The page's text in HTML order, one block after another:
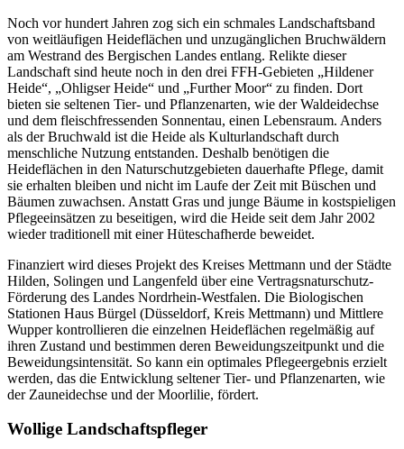
Noch vor hundert Jahren zog sich ein schmales Landschaftsband
von weitläufigen Heideflächen und unzugänglichen Bruchwäldern
am Westrand des Bergischen Landes entlang. Relikte dieser
Landschaft sind heute noch in den drei FFH-Gebieten „Hildener
Heide“, „Ohligser Heide“ und „Further Moor“ zu finden. Dort
bieten sie seltenen Tier- und Pflanzenarten, wie der Waldeidechse
und dem fleischfressenden Sonnentau, einen Lebensraum. Anders
als der Bruchwald ist die Heide als Kulturlandschaft durch
menschliche Nutzung entstanden. Deshalb benötigen die
Heideflächen in den Naturschutzgebieten dauerhafte Pflege, damit
sie erhalten bleiben und nicht im Laufe der Zeit mit Büschen und
Bäumen zuwachsen. Anstatt Gras und junge Bäume in kostspieligen
Pflegeeinsätzen zu beseitigen, wird die Heide seit dem Jahr 2002
wieder traditionell mit einer Hüteschafherde beweidet.
Finanziert wird dieses Projekt des Kreises Mettmann und der Städte
Hilden, Solingen und Langenfeld über eine Vertragsnaturschutz-
Förderung des Landes Nordrhein-Westfalen. Die Biologischen
Stationen Haus Bürgel (Düsseldorf, Kreis Mettmann) und Mittlere
Wupper kontrollieren die einzelnen Heideflächen regelmäßig auf
ihren Zustand und bestimmen deren Beweidungszeitpunkt und die
Beweidungsintensität. So kann ein optimales Pflegeergebnis erzielt
werden, das die Entwicklung seltener Tier- und Pflanzenarten, wie
der Zauneidechse und der Moorlilie, fördert.
Wollige Landschaftspfleger